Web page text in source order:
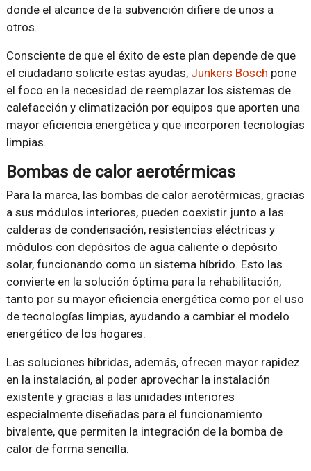
donde el alcance de la subvención difiere de unos a
otros.
Consciente de que el éxito de este plan depende de que
el ciudadano solicite estas ayudas, Junkers Bosch pone
el foco en la necesidad de reemplazar los sistemas de
calefacción y climatización por equipos que aporten una
mayor eficiencia energética y que incorporen tecnologías
limpias.
Bombas de calor aerotérmicas
Para la marca, las bombas de calor aerotérmicas, gracias
a sus módulos interiores, pueden coexistir junto a las
calderas de condensación, resistencias eléctricas y
módulos con depósitos de agua caliente o depósito
solar, funcionando como un sistema híbrido. Esto las
convierte en la solución óptima para la rehabilitación,
tanto por su mayor eficiencia energética como por el uso
de tecnologías limpias, ayudando a cambiar el modelo
energético de los hogares.
Las soluciones híbridas, además, ofrecen mayor rapidez
en la instalación, al poder aprovechar la instalación
existente y gracias a las unidades interiores
especialmente diseñadas para el funcionamiento
bivalente, que permiten la integración de la bomba de
calor de forma sencilla.